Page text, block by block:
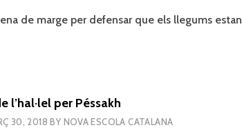
de marge per defensar que els llegums
l’hal·lel per Péssakh
30, 2018 BY NOVA ESCOLA CATALANA